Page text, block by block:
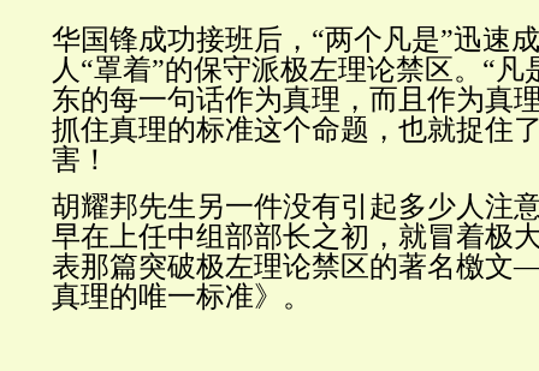
华国锋成功接班后，“两个凡是”迅速
人“罩着”的保守派极左理论禁区。“凡
东的每一句话作为真理，而且作为真
抓住真理的标准这个命题，也就捉住
害！
胡耀邦先生另一件没有引起多少人注
早在上任中组部部长之初，就冒着极
表那篇突破极左理论禁区的著名檄文
真理的唯一标准》。